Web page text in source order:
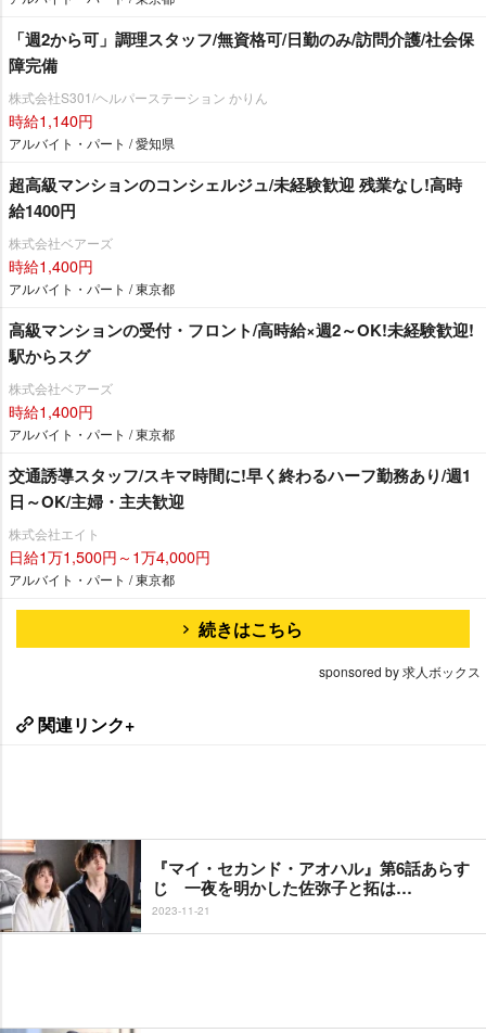
「週2から可」調理スタッフ/無資格可/日勤のみ/訪問介護/社会保
障完備
株式会社S301/ヘルパーステーション かりん
時給1,140円
アルバイト・パート / 愛知県
超高級マンションのコンシェルジュ/未経験歓迎 残業なし!高時
給1400円
株式会社ベアーズ
時給1,400円
アルバイト・パート / 東京都
高級マンションの受付・フロント/高時給×週2～OK!未経験歓迎!
駅からスグ
株式会社ベアーズ
時給1,400円
アルバイト・パート / 東京都
交通誘導スタッフ/スキマ時間に!早く終わるハーフ勤務あり/週1
日～OK/主婦・主夫歓迎
株式会社エイト
日給1万1,500円～1万4,000円
アルバイト・パート / 東京都
続きはこちら
sponsored by 求人ボックス
関連リンク+
『マイ・セカンド・アオハル』第6話あらす
じ 一夜を明かした佐弥子と拓は…
2023-11-21